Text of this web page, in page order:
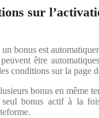
sur
bonus est
être
conditions sur la page
bonus en même
seul bonus actif à la